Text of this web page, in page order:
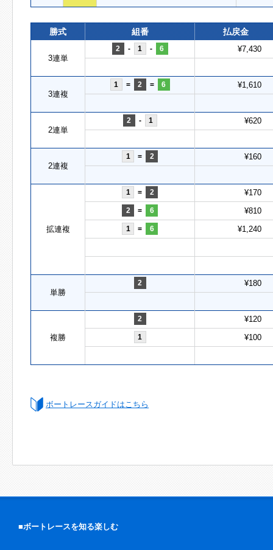
勝式 組番 払戻金
3連単
2 - 1 - 6 ¥7,430
3連複
1 = 2 = 6 ¥1,610
2連単
2 - 1 ¥620
2連複
1 = 2 ¥160
拡連複
1 = 2 ¥170
2 = 6 ¥810
1 = 6 ¥1,240
単勝
2 ¥180
複勝
2 ¥120
1 ¥100
ボートレースガイドはこちら
■ボートレースを知る楽しむ